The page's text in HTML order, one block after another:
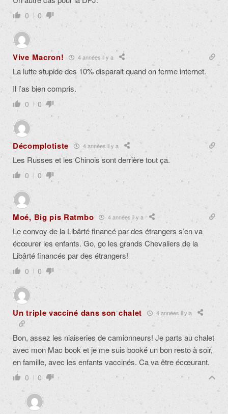
0 0
Vive Macron! 4 années il y a
La lutte stupide des 10% disparait quand on ferme internet.
Il l’as bien compris.
0 0
Décomplotiste 4 années il y a
Les Russes et les Chinois sont derrière tout ça.
0 0
Moé, Big pis Ratmbo 4 années il y a
Le convoy de la Libârté financé par des étrangers s’en va
écœurer les enfants. Go, go les grands Chevaliers de la
Libârté financés par des étrangers!
0 0
Un triple vacciné dans son chalet 4 années il y a
Bon, assez les niaiseries de camionneurs! Je parts au chalet
avec mon Mac book et je me suis booké un bon resto à soir,
en famille, avec les enfants vaccinés. Ca va être écœurant.
0 0